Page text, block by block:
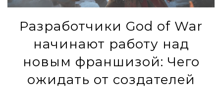
Разработчики God of War
начинают работу над
новым франшизой: Чего
ожидать от создателей